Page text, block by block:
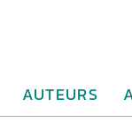
AUTEURS